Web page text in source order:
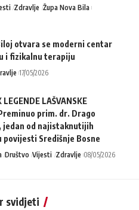
Zdravlje Župa Nova Bila
otvara se moderni centar
i fizikalnu terapiju
17/05/2026
LAŠVANSKE
prim. dr. Drago
jedan od najistaknutijih
povijesti Središnje Bosne
Društvo Vijesti Zdravlje 08/05/2026
svidjeti